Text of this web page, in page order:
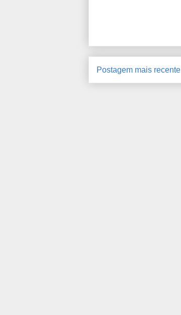
Postagem mais recente